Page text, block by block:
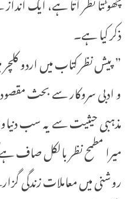
ذکر کیا ہے۔
” پیش نظر کتاب میں اردو
و ادبی سروکار سے بحث
مذہبی حیثیت سے یہ سب
میرا مطمح نظر بالکل صاف
روشنی میں معاملات زندگی